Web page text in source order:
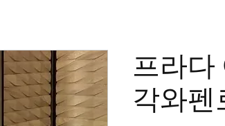
프라다
각와펜